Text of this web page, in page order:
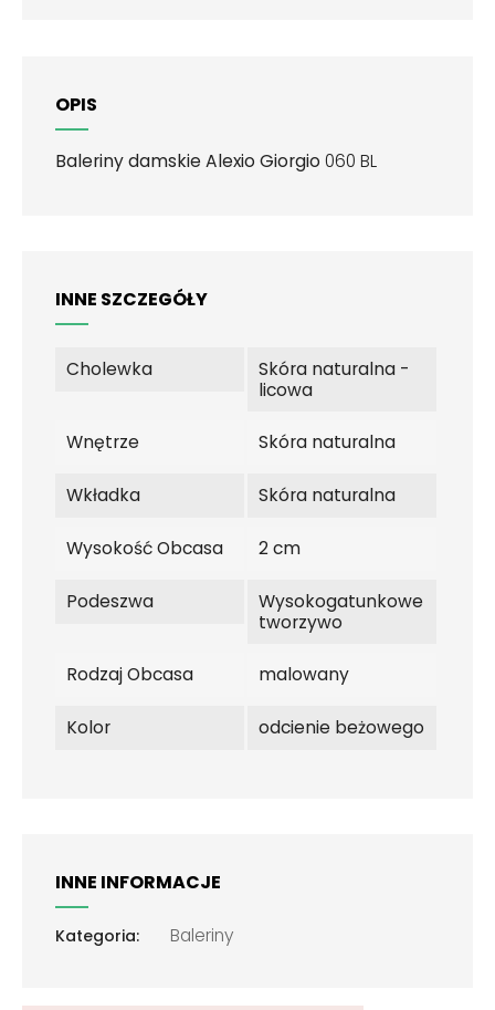
OPIS
Baleriny damskie Alexio Giorgio 060 BL
INNE SZCZEGÓŁY
Cholewka
Skóra naturalna -
licowa
Wnętrze Skóra naturalna
Wkładka Skóra naturalna
Wysokość Obcasa 2 cm
Podeszwa
Wysokogatunkowe
tworzywo
Rodzaj Obcasa malowany
Kolor odcienie beżowego
INNE INFORMACJE
Kategoria: Baleriny